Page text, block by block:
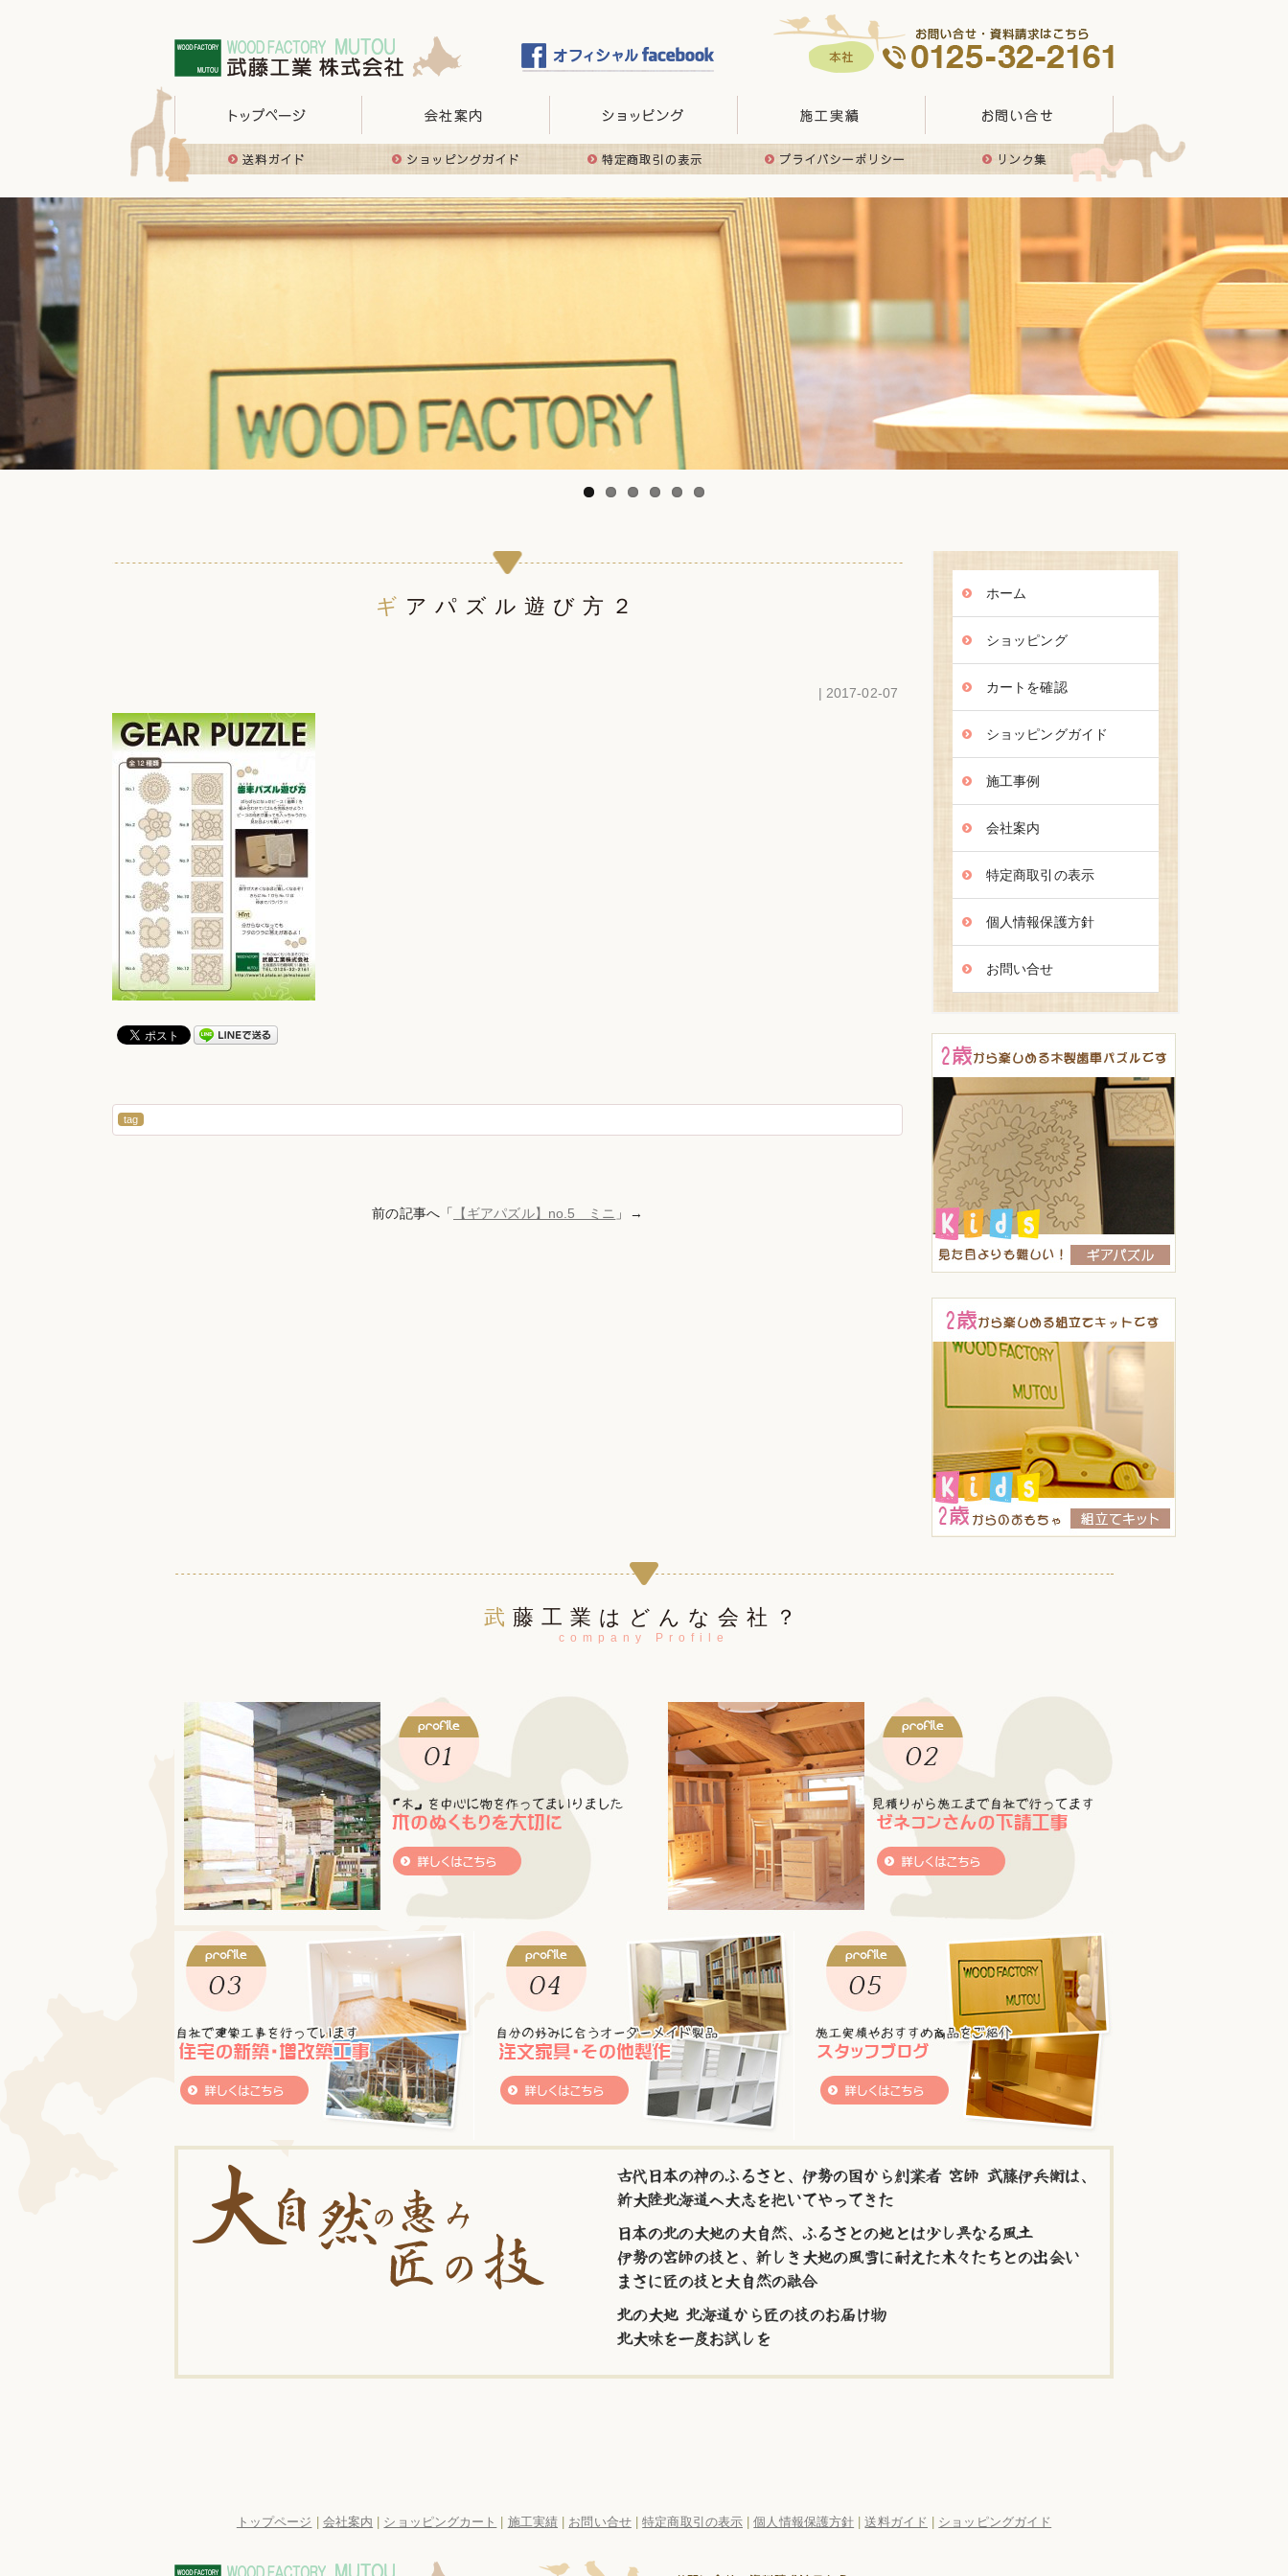
ギアパズル遊び方２
| 2017-02-07
tag
前の記事へ「 【ギアパズル】no.5 ミニ 」→
ホーム
ショッピング
カートを確認
ショッピングガイド
施工事例
会社案内
特定商取引の表示
個人情報保護方針
お問い合せ
武藤工業はどんな会社？
company Profile
古代日本の神のふるさと、伊勢の国から創業者 宮師 武藤伊兵衛は、
新大陸北海道へ大志を抱いてやってきた
日本の北の大地の大自然、ふるさとの地とは少し異なる風土
伊勢の宮師の技と、新しき大地の風雪に耐えた木々たちとの出会い
まさに匠の技と大自然の融合
北の大地 北海道から匠の技のお届け物
北大味を一度お試しを
トップページ 会社案内 ショッピングカート 施工実績 お問い合せ|特定商取引の表示 |個人情報保護方針 |送料ガイド ショッピングガイド